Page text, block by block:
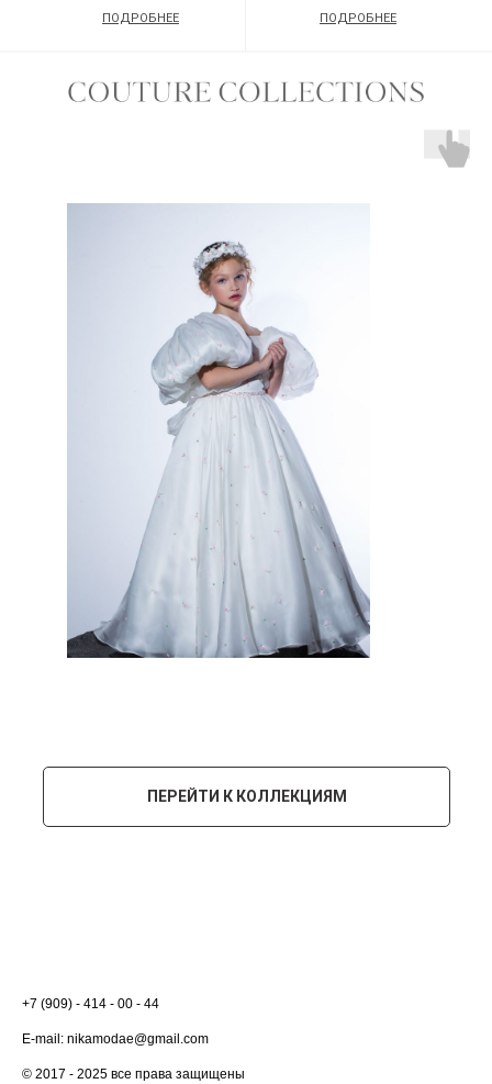
ПОДРОБНЕЕ
ПОДРОБНЕЕ
ПЕРЕЙТИ К КОЛЛЕКЦИЯМ
+7 (909) - 414 - 00 - 44
E-mail: nikamodae@gmail.com
© 2017 - 2025 все права защищены